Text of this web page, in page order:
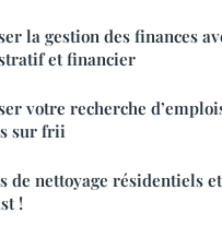
la gestion des finances
et financier
votre recherche
sur frii
de nettoyage résidentiels
!